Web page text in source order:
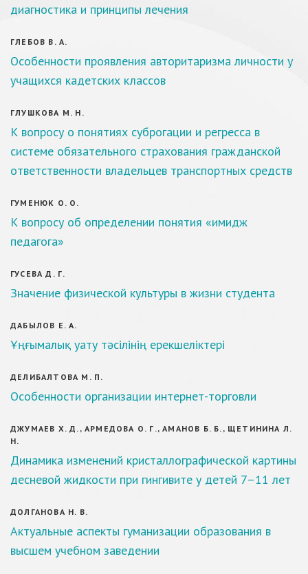
диагностика и принципы лечения
ГЛЕБОВ В. А.
Особенности проявления авторитаризма личности у
учащихся кадетских классов
ГЛУШКОВА М. Н.
К вопросу о понятиях суброгации и регресса в
системе обязательного страхования гражданской
ответственности владельцев транспортных средств
ГУМЕНЮК О. О.
К вопросу об определении понятия «имидж
педагога»
ГУСЕВА Д. Г.
Значение физической культуры в жизни студента
ДАБЫЛОВ Е. А.
Ұңғымалық уату тәсілінің ерекшеліктері
ДЕЛИБАЛТОВА М. П.
Особенности организации интернет-торговли
ДЖУМАЕВ Х. Д., АРМЕДОВА О. Г., АМАНОВ Б. Б., ЩЕТИНИНА Л.
Н.
Динамика изменений кристаллографической картины
десневой жидкости при гингивите у детей 7–11 лет
ДОЛГАНОВА Н. В.
Актуальные аспекты гуманизации образования в
высшем учебном заведении